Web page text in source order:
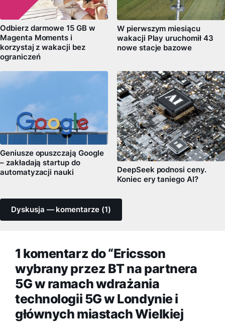
Odbierz darmowe 15 GB w
Magenta Moments i
korzystaj z wakacji bez
ograniczeń
W pierwszym miesiącu
wakacji Play uruchomił 43
nowe stacje bazowe
Geniusze opuszczają Google
– zakładają startup do
automatyzacji nauki
DeepSeek podnosi ceny.
Koniec ery taniego AI?
Dyskusja — komentarze (1)
1 komentarz do “Ericsson
wybrany przez BT na partnera
5G w ramach wdrażania
technologii 5G w Londynie i
głównych miastach Wielkiej